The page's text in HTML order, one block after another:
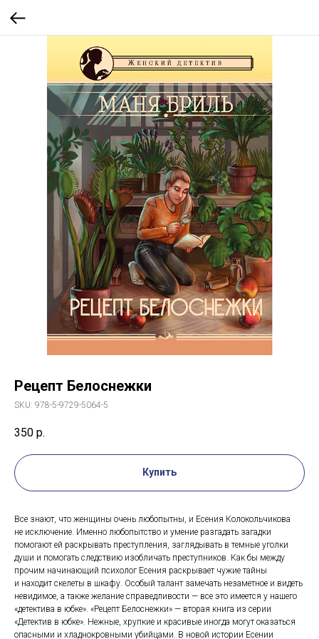
Рецепт Белоснежки
SKU: 978-5-9729-5064-5
350 р.
Купить
Все знают, что женщины очень любопытны, и Есения Колокольчикова
не исключение. Именно любопытство и умение разгадать загадки
помогают ей раскрывать преступления, заглядывать в темные уголки
души и помогать следствию изобличать преступников. Как бы между
прочим начинающий психолог Есения раскрывает чужие тайны
и находит скелеты в шкафу. Особый талант замечать незаметное и видеть
невидимое, а также желание справедливости — все это имеется у нашего
«детектива в юбке». «Рецепт Белоснежки» — вторая книга из серии
«Детектив в юбке». Нежные, хрупкие и красивые иногда могут оказаться
опасными и хладнокровными убийцами. В новой истории Есении